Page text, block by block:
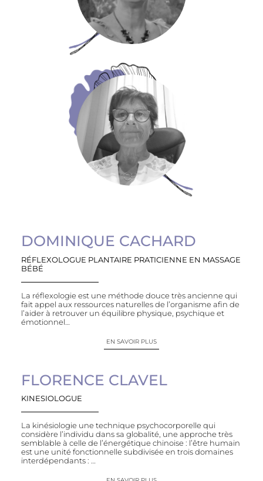
DOMINIQUE CACHARD
RÉFLEXOLOGUE PLANTAIRE PRATICIENNE EN MASSAGE
BÉBÉ
La réflexologie est une méthode douce très ancienne qui
fait appel aux ressources naturelles de l’organisme afin de
l’aider à retrouver un équilibre physique, psychique et
émotionnel…
EN SAVOIR PLUS
FLORENCE CLAVEL
KINESIOLOGUE
La kinésiologie une technique psychocorporelle qui
considère l’individu dans sa globalité, une approche très
semblable à celle de l’énergétique chinoise : l’être humain
est une unité fonctionnelle subdivisée en trois domaines
interdépendants : …